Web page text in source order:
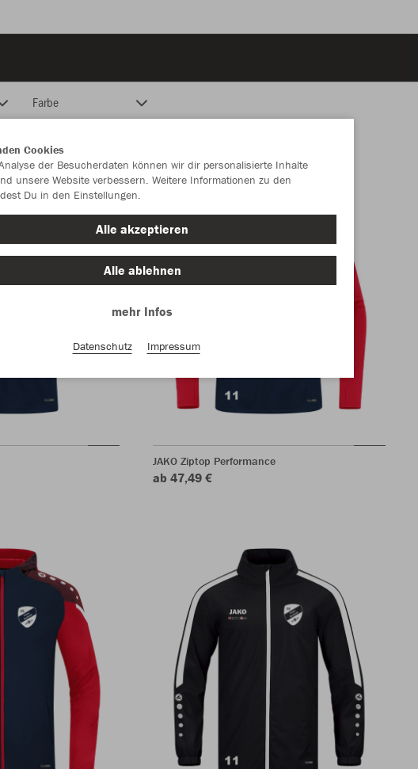
Farbe
JAKO Ziptop Performance
ab 47,49 €
Cookies
der Besucherdaten können wir dir personalisierte Inhalte
unsere Website verbessern. Weitere Informationen zu den
Du in den Einstellungen.
Alle akzeptieren
Alle ablehnen
mehr Infos
Datenschutz Impressum